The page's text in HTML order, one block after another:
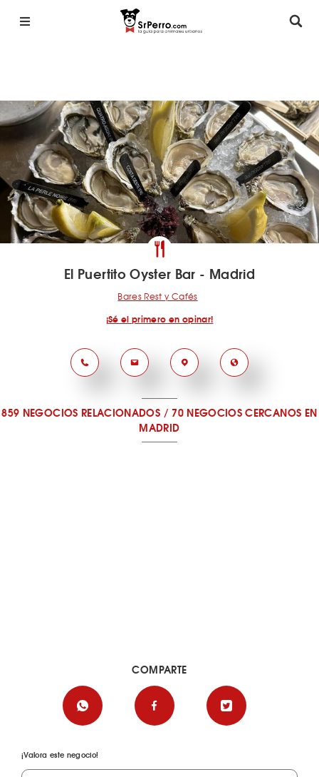
El Puertito Oyster Bar - Madrid
Bares Rest y Cafés
¡Sé el primero en opinar!
859 NEGOCIOS RELACIONADOS / 70 NEGOCIOS CERCANOS EN
MADRID
¡Valora este negocio!
COMPARTE